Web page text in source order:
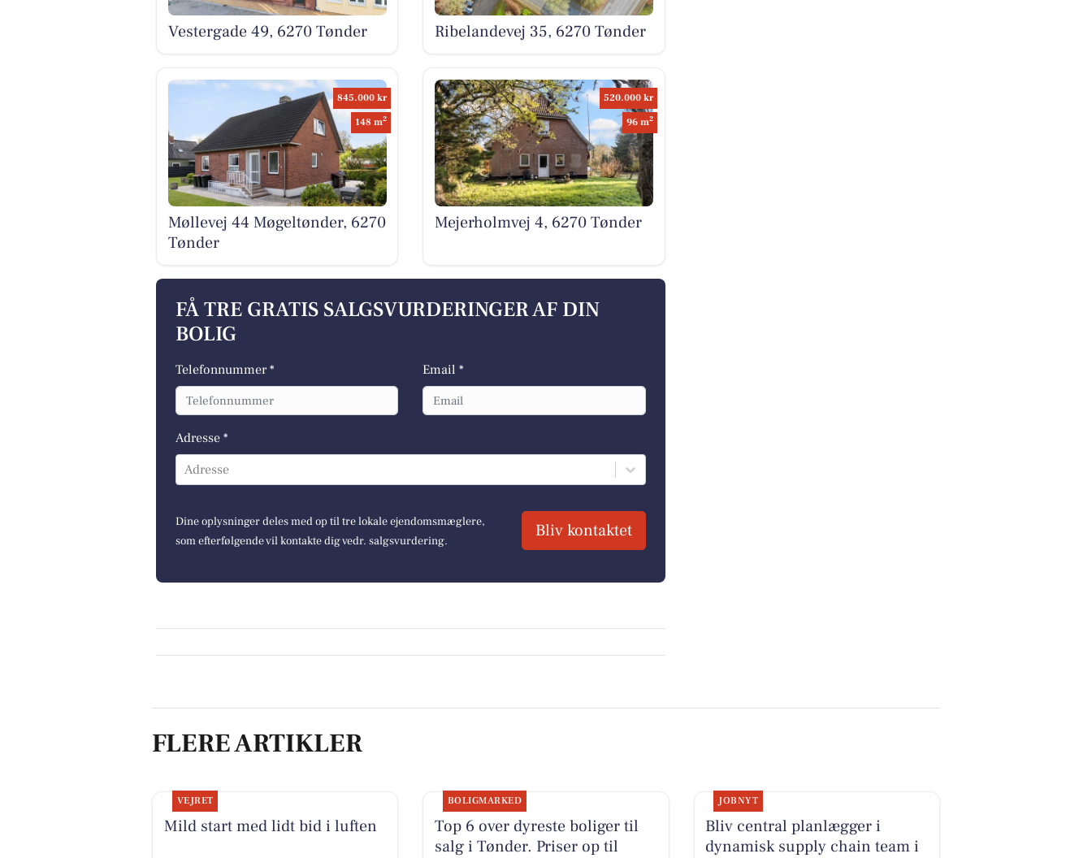
Vestergade 49, 6270 Tønder Ribelandevej 35, 6270 Tønder
845.000 kr
148 m2
Møllevej 44 Møgeltønder, 6270
Tønder
520.000 kr
96 m2
Mejerholmvej 4, 6270 Tønder
FÅ TRE GRATIS SALGSVURDERINGER AF DIN
BOLIG
Telefonnummer * Email *
Adresse *
Adresse
Dine oplysninger deles med op til tre lokale ejendomsmæglere,
som efterfølgende vil kontakte dig vedr. salgsvurdering.
Bliv kontaktet
FLERE ARTIKLER
VEJRET
Mild start med lidt bid i luften
BOLIGMARKED
Top 6 over dyreste boliger til
salg i Tønder. Priser op til
JOBNYT
Bliv central planlægger i
dynamisk supply chain team i